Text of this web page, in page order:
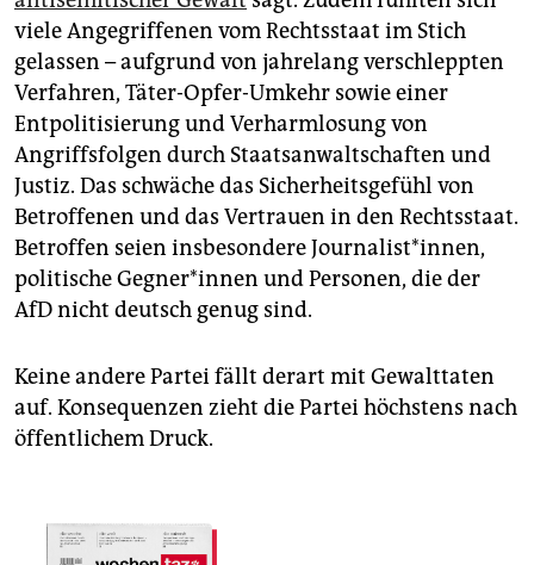
viele Angegriffenen vom Rechtsstaat im Stich
gelassen – aufgrund von jahrelang verschleppten
Verfahren, Täter-Opfer-Umkehr sowie einer
Entpolitisierung und Verharmlosung von
Angriffsfolgen durch Staatsanwaltschaften und
Justiz. Das schwäche das Sicherheitsgefühl von
Betroffenen und das Vertrauen in den Rechtsstaat.
Betroffen seien insbesondere Journalist*innen,
politische Geg­ne­r*in­nen und Personen, die der
AfD nicht deutsch genug sind.
Keine andere Partei fällt derart mit Gewalttaten
auf. Konsequenzen zieht die Partei höchstens nach
öffentlichem Druck.